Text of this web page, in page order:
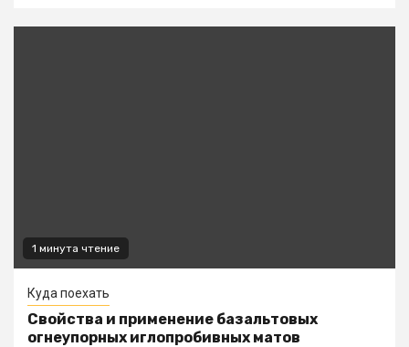
1 минута чтение
Куда поехать
Свойства и применение базальтовых
огнеупорных иглопробивных матов